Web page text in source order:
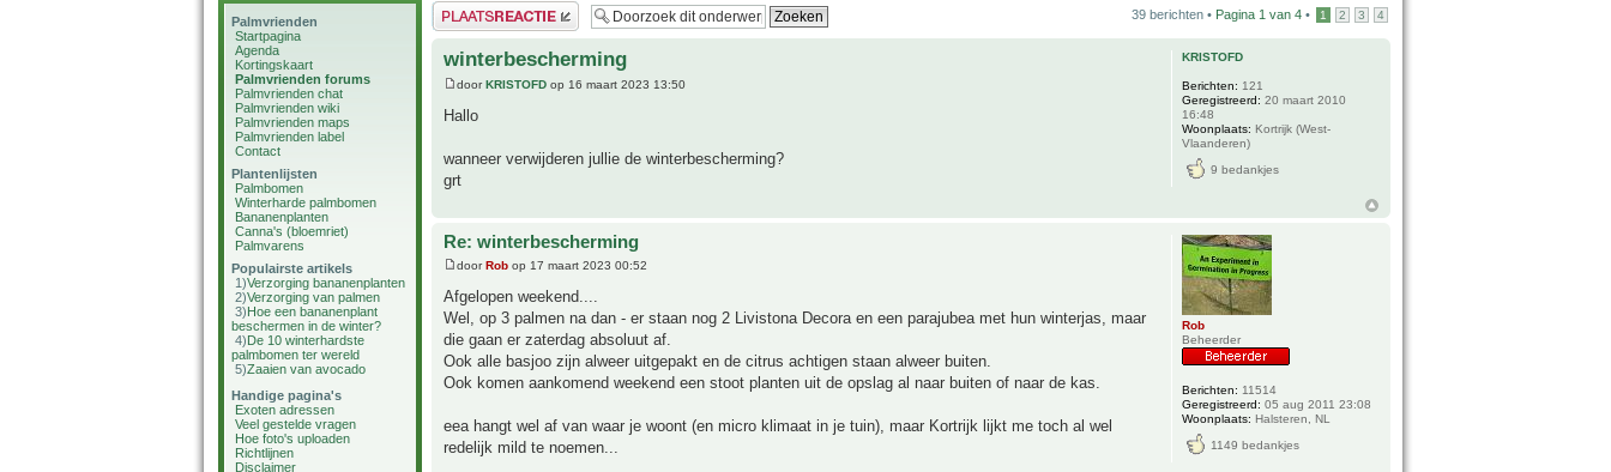
Palmvrienden
Startpagina
Agenda
Kortingskaart
Palmvrienden forums
Palmvrienden chat
Palmvrienden wiki
Palmvrienden maps
Palmvrienden label
Contact
Plantenlijsten
Palmbomen
Winterharde palmbomen
Bananenplanten
Canna's (bloemriet)
Palmvarens
Populairste artikels
1)Verzorging bananenplanten
2)Verzorging van palmen
3)Hoe een bananenplant
beschermen in de winter?
4)De 10 winterhardste
palmbomen ter wereld
5)Zaaien van avocado
Handige pagina's
Exoten adressen
Veel gestelde vragen
Hoe foto's uploaden
Richtlijnen
Disclaimer
Plaats een reactie 39 berichten • Pagina 1 van 4 • 1 2 3 4
winterbescherming
doorKRISTOFD op 16 maart 2023 13:50
Hallo
wanneer verwijderen jullie de winterbescherming?
grt
KRISTOFD
Berichten: 121
Geregistreerd: 20 maart 2010
16:48
Woonplaats: Kortrijk (West-
Vlaanderen)
9 bedankjes
Re: winterbescherming
doorRob op 17 maart 2023 00:52
Afgelopen weekend....
Wel, op 3 palmen na dan - er staan nog 2 Livistona Decora en een parajubea met hun winterjas, maar
die gaan er zaterdag absoluut af.
Ook alle basjoo zijn alweer uitgepakt en de citrus achtigen staan alweer buiten.
Ook komen aankomend weekend een stoot planten uit de opslag al naar buiten of naar de kas.
eea hangt wel af van waar je woont (en micro klimaat in je tuin), maar Kortrijk lijkt me toch al wel
redelijk mild te noemen...
Rob
Beheerder
Berichten: 11514
Geregistreerd: 05 aug 2011 23:08
Woonplaats: Halsteren, NL
1149 bedankjes